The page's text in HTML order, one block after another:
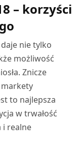
– korzyści
nie tylko
możliwość
Znicze
to najlepsza
w trwałość
i realne